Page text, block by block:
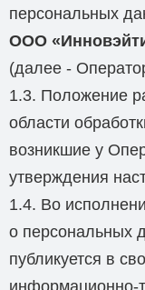
персональных
ООО
(далее -
1.3. Положение
области
возникшие у
утверждения
1.4. Во
о персональных
публикуется в
информационно-